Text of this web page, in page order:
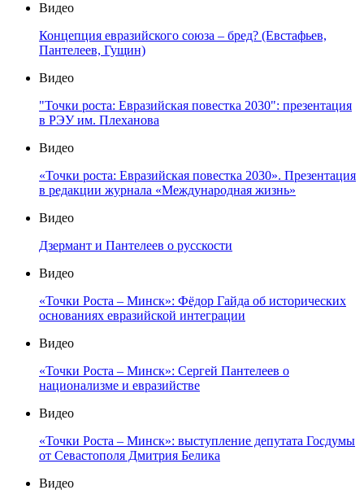
Видео
Концепция евразийского союза – бред? (Евстафьев,
Пантелеев, Гущин)
Видео
"Точки роста: Евразийская повестка 2030": презентация
в РЭУ им. Плеханова
Видео
«Точки роста: Евразийская повестка 2030». Презентация
в редакции журнала «Международная жизнь»
Видео
Дзермант и Пантелеев о русскости
Видео
«Точки Роста – Минск»: Фёдор Гайда об исторических
основаниях евразийской интеграции
Видео
«Точки Роста – Минск»: Сергей Пантелеев о
национализме и евразийстве
Видео
«Точки Роста – Минск»: выступление депутата Госдумы
от Севастополя Дмитрия Белика
Видео